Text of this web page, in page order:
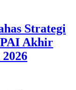
Strategi
Akhir